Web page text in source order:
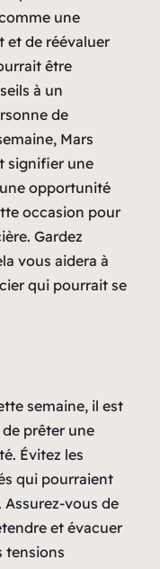
une
et de réévaluer
être
à un
de
Mars
signifier une
opportunité
occasion pour
Gardez
vous aidera à
qui pourrait se
semaine, il est
prêter une
Évitez les
qui pourraient
vous de
et évacuer
tensions